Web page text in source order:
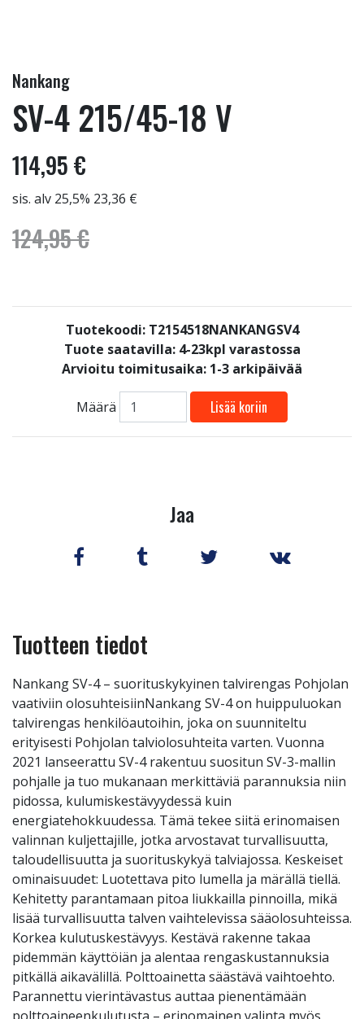
Nankang
SV-4 215/45-18 V
114,95 €
sis. alv 25,5% 23,36 €
124,95 €
Tuotekoodi: T2154518NANKANGSV4
Tuote saatavilla: 4-23kpl varastossa
Arvioitu toimitusaika: 1-3 arkipäivää
Määrä Lisää koriin
Jaa
Tuotteen tiedot
Nankang SV-4 – suorituskykyinen talvirengas Pohjolan
vaativiin olosuhteisiinNankang SV-4 on huippuluokan
talvirengas henkilöautoihin, joka on suunniteltu
erityisesti Pohjolan talviolosuhteita varten. Vuonna
2021 lanseerattu SV-4 rakentuu suositun SV-3-mallin
pohjalle ja tuo mukanaan merkittäviä parannuksia niin
pidossa, kulumiskestävyydessä kuin
energiatehokkuudessa. Tämä tekee siitä erinomaisen
valinnan kuljettajille, jotka arvostavat turvallisuutta,
taloudellisuutta ja suorituskykyä talviajossa. Keskeiset
ominaisuudet: Luotettava pito lumella ja märällä tiellä.
Kehitetty parantamaan pitoa liukkailla pinnoilla, mikä
lisää turvallisuutta talven vaihtelevissa sääolosuhteissa.
Korkea kulutuskestävyys. Kestävä rakenne takaa
pidemmän käyttöiän ja alentaa rengaskustannuksia
pitkällä aikavälillä. Polttoainetta säästävä vaihtoehto.
Parannettu vierintävastus auttaa pienentämään